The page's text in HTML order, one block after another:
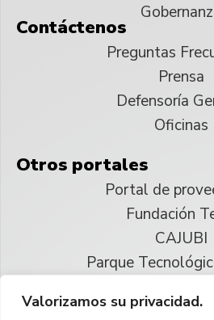
Valorizamos su privacidad.
Contáctenos
Preguntas
Prensa
Defensoría
Oficinas
Otros portales
Portal de
Fundación
CAJUBI
Parque